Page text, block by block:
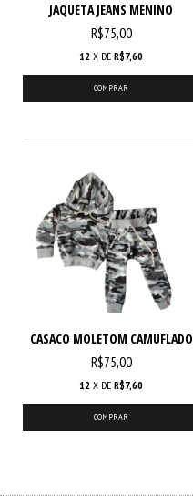
JAQUETA JEANS MENINO
R$75,00
12 X DE R$7,60
COMPRAR
CASACO MOLETOM CAMUFLADO
R$75,00
12 X DE R$7,60
COMPRAR